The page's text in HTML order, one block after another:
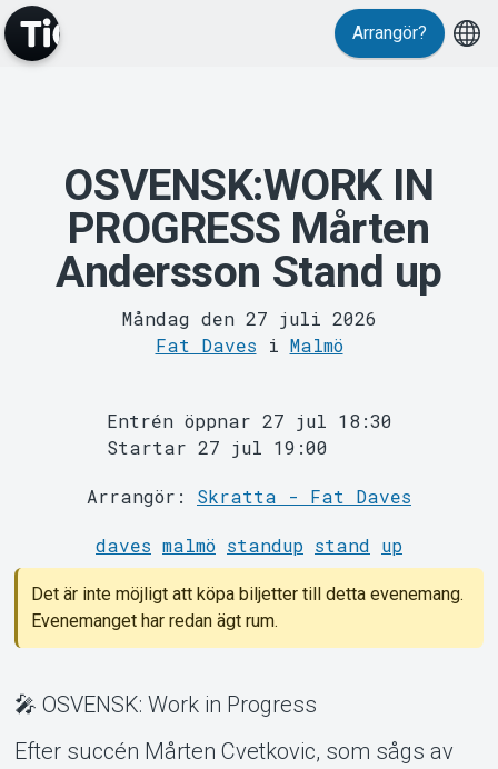
Evenemang
MyTickster
Support
Arrangör?
OSVENSK:WORK IN
PROGRESS Mårten
Andersson Stand up
Måndag den 27 juli 2026
Fat Daves i Malmö
Entrén öppnar 27 jul 18:30
Startar 27 jul 19:00
Arrangör: Skratta - Fat Daves
daves malmö standup stand up
Det är inte möjligt att köpa biljetter till detta evenemang.
Evenemanget har redan ägt rum.
🎤 OSVENSK: Work in Progress
Efter succén Mårten Cvetkovic, som sågs av